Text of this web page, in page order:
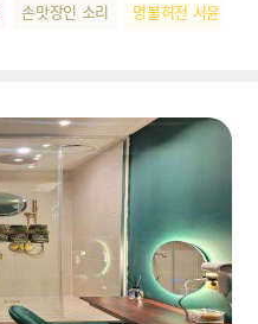
손맛장인 소리 명불허전 서윤